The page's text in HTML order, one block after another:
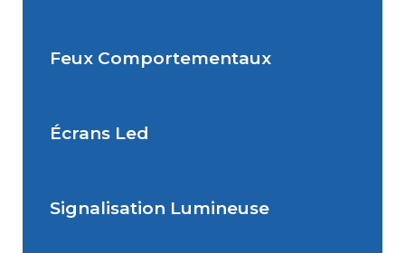
Situations de signalisation
Radar Pédagogique
Feux Comportementaux
Feu Comportemental
Écrans Led
Écran Géant Extérieur Led
Signalisation Lumineuse